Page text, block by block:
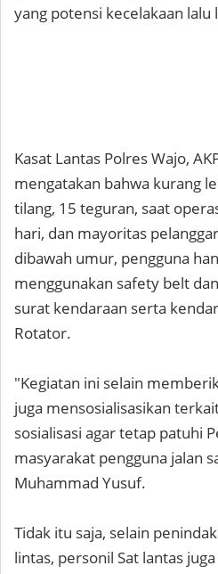
yang potensi kecelakaan lalu
Kasat Lantas Polres Wajo,
mengatakan bahwa kurang
tilang, 15 teguran, saat
hari, dan mayoritas
dibawah umur, pengguna
menggunakan safety belt
surat kendaraan serta
Rotator.
"Kegiatan ini selain
juga mensosialisasikan
sosialisasi agar tetap patuhi
masyarakat pengguna jalan
Muhammad Yusuf.
Tidak itu saja, selain
lintas, personil Sat lantas